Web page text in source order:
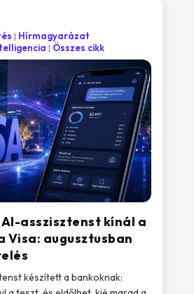
asszisztenst kínál a
Visa: augusztusban
Hírmagyarázat
Összes cikk
készített a bankoknak: